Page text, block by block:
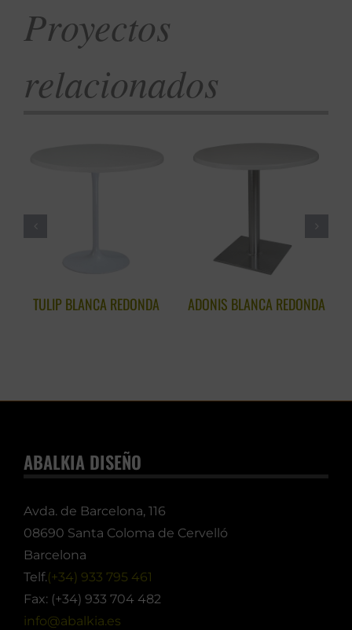
Proyectos
relacionados
TULIP BLANCA REDONDA ADONIS BLANCA REDONDA
ABALKIA DISEÑO
Avda. de Barcelona, 116
08690 Santa Coloma de Cervelló
Barcelona
Telf.(+34) 933 795 461
Fax: (+34) 933 704 482
info@abalkia.es